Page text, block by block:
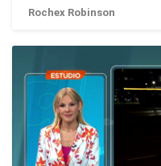
Rochex Robinson